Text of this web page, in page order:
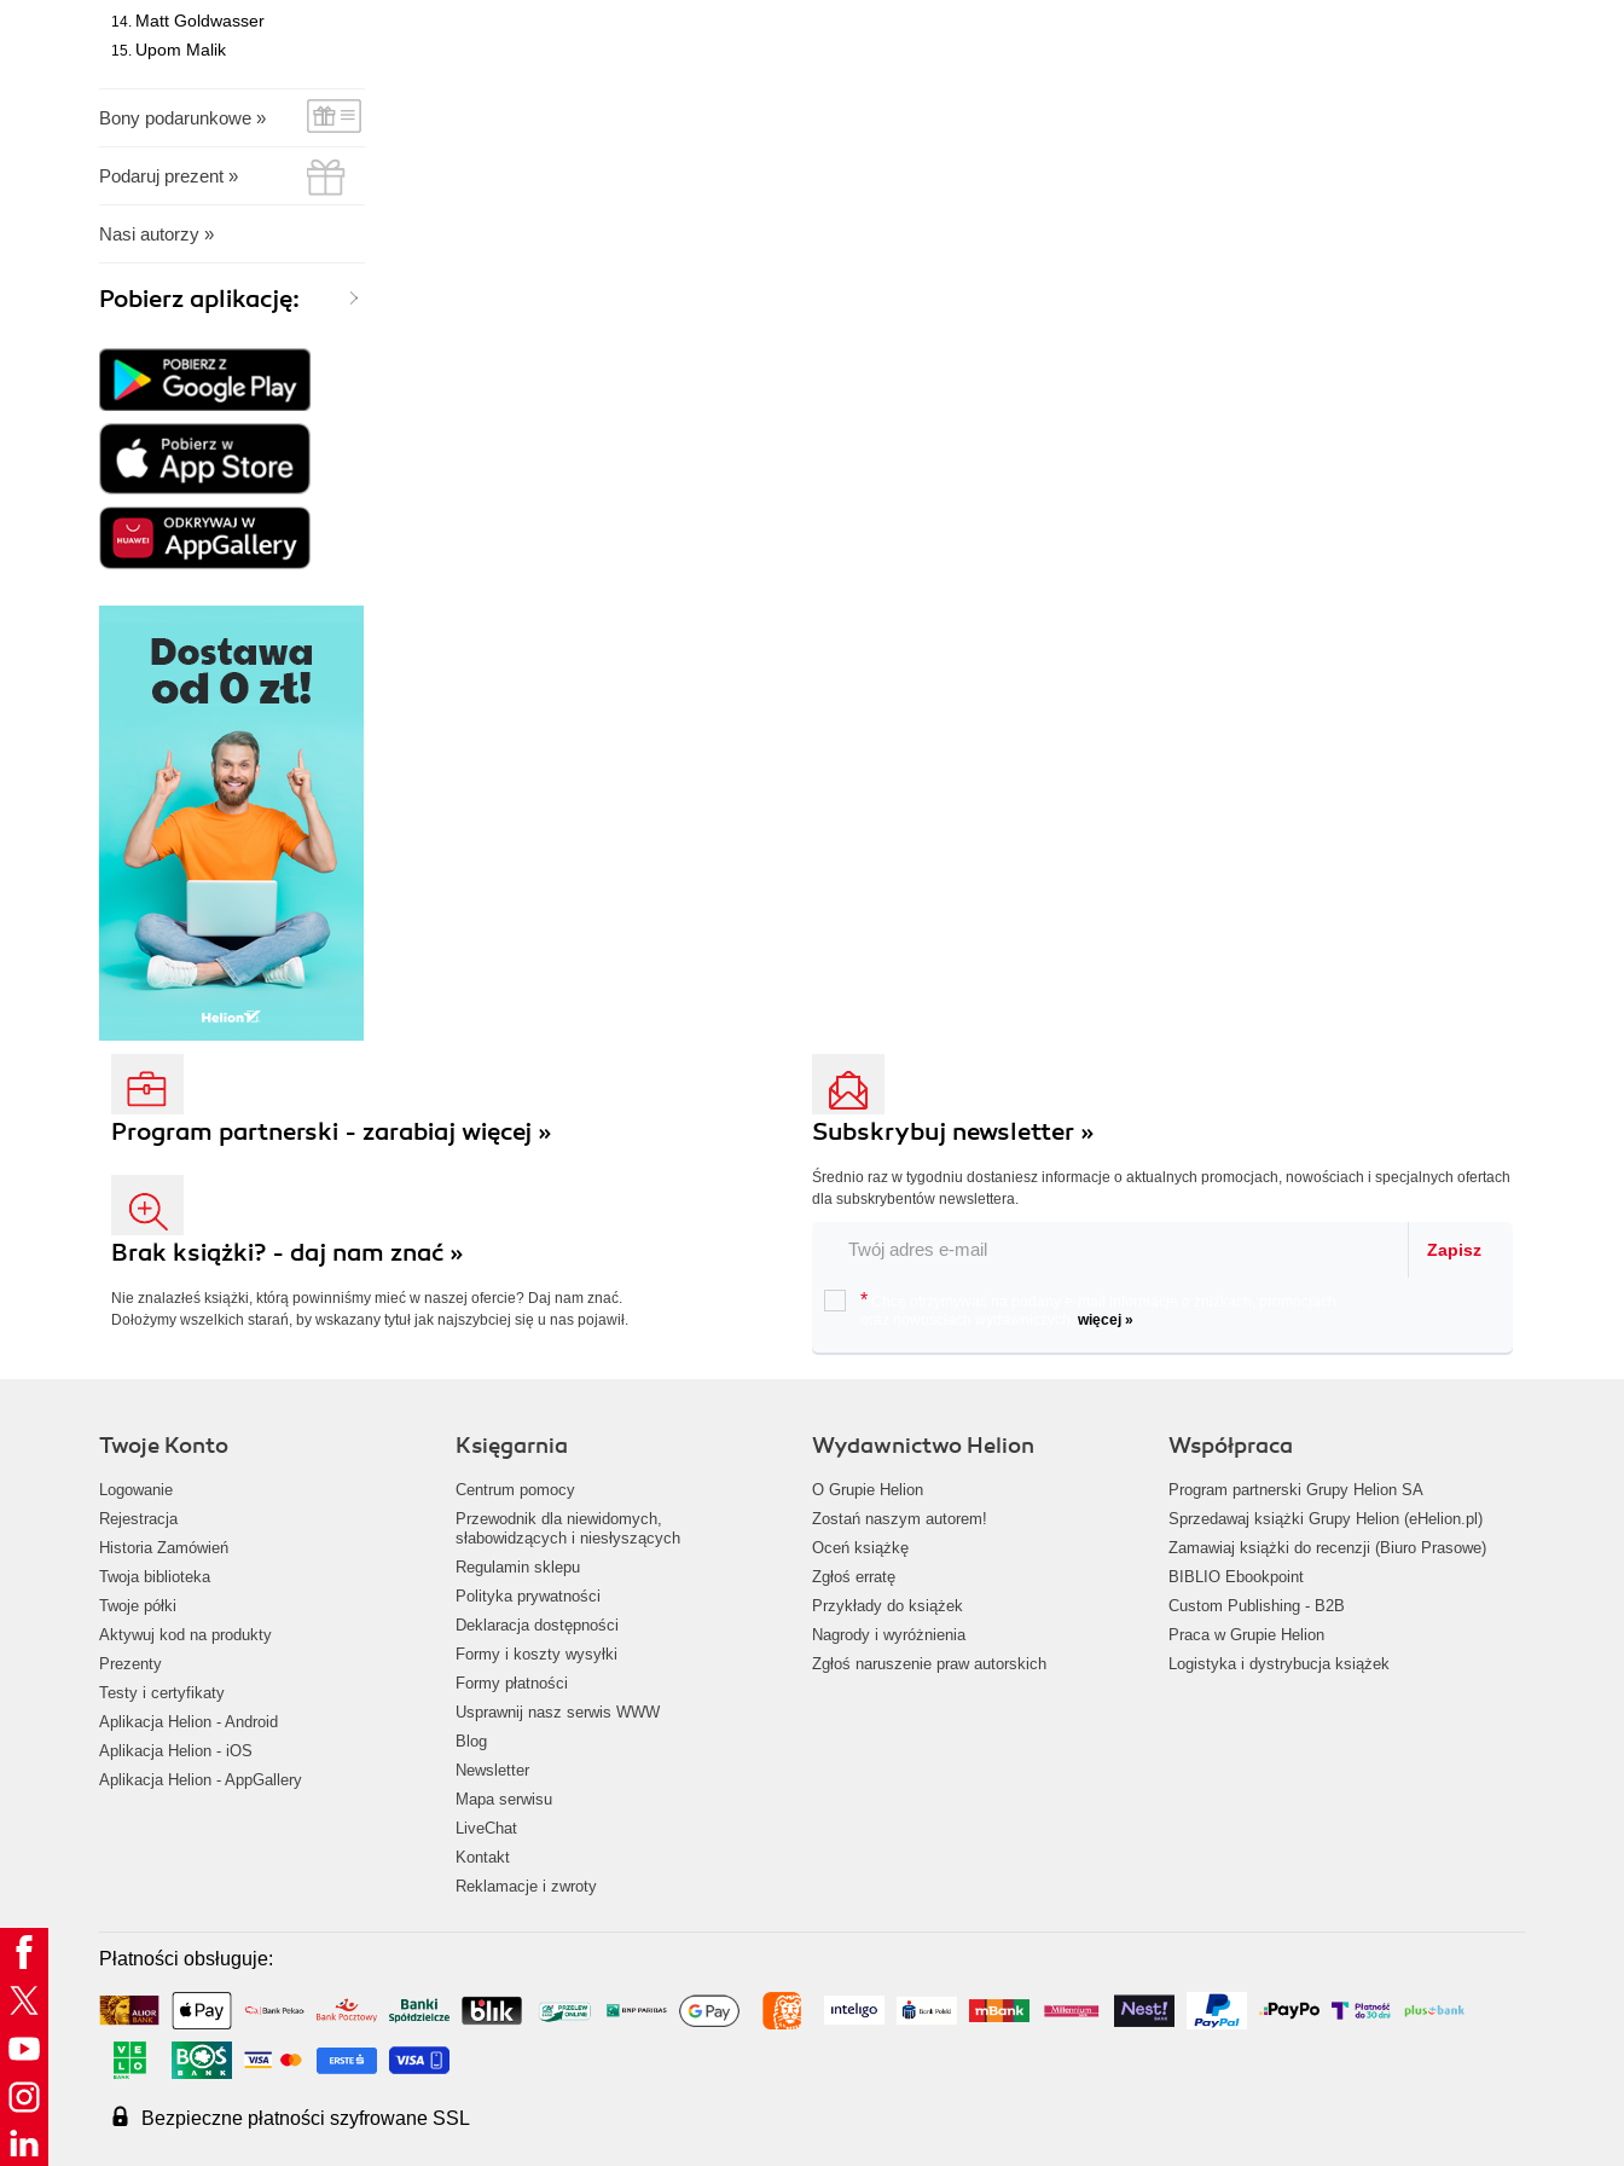
Matt Goldwasser
Upom Malik
Bony podarunkowe »
Podaruj prezent »
Nasi autorzy »
Pobierz aplikację:
Program partnerski - zarabiaj więcej »
Brak książki? - daj nam znać »
Nie znalazłeś książki, którą powinniśmy mieć w naszej ofercie? Daj nam znać.
Dołożymy wszelkich starań, by wskazany tytuł jak najszybciej się u nas pojawił.
Subskrybuj newsletter »
Średnio raz w tygodniu dostaniesz informacje o aktualnych promocjach, nowościach i specjalnych ofertach
dla subskrybentów newslettera.
Zapisz
*
więcej »
Twoje Konto
Logowanie
Rejestracja
Historia Zamówień
Twoja biblioteka
Twoje półki
Aktywuj kod na produkty
Prezenty
Testy i certyfikaty
Aplikacja Helion - Android
Aplikacja Helion - iOS
Aplikacja Helion - AppGallery
Księgarnia
Centrum pomocy
Przewodnik dla niewidomych,
słabowidzących i niesłyszących
Regulamin sklepu
Polityka prywatności
Deklaracja dostępności
Formy i koszty wysyłki
Formy płatności
Usprawnij nasz serwis WWW
Blog
Newsletter
Mapa serwisu
LiveChat
Kontakt
Reklamacje i zwroty
Wydawnictwo Helion
O Grupie Helion
Zostań naszym autorem!
Oceń książkę
Zgłoś erratę
Przykłady do książek
Nagrody i wyróżnienia
Zgłoś naruszenie praw autorskich
Współpraca
Program partnerski Grupy Helion SA
Sprzedawaj książki Grupy Helion (eHelion.pl)
Zamawiaj książki do recenzji (Biuro Prasowe)
BIBLIO Ebookpoint
Custom Publishing - B2B
Praca w Grupie Helion
Logistyka i dystrybucja książek
Płatności obsługuje:
Bezpieczne płatności szyfrowane SSL